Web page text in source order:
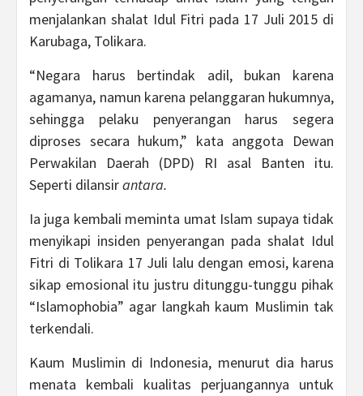
menjalankan shalat Idul Fitri pada 17 Juli 2015 di
Karubaga, Tolikara.
“Negara harus bertindak adil, bukan karena
agamanya, namun karena pelanggaran hukumnya,
sehingga pelaku penyerangan harus segera
diproses secara hukum,” kata anggota Dewan
Perwakilan Daerah (DPD) RI asal Banten itu.
Seperti dilansirantara.
Ia juga kembali meminta umat Islam supaya tidak
menyikapi insiden penyerangan pada shalat Idul
Fitri di Tolikara 17 Juli lalu dengan emosi, karena
sikap emosional itu justru ditunggu-tunggu pihak
“Islamophobia” agar langkah kaum Muslimin tak
terkendali.
Kaum Muslimin di Indonesia, menurut dia harus
menata kembali kualitas perjuangannya untuk